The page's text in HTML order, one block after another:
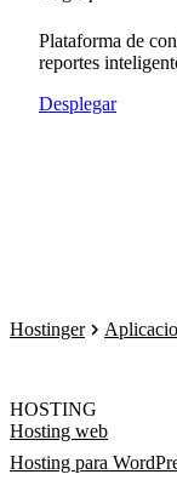
Plataforma de
reportes
Desplegar
Hostinger
HOSTING
Hosting web
Hosting para